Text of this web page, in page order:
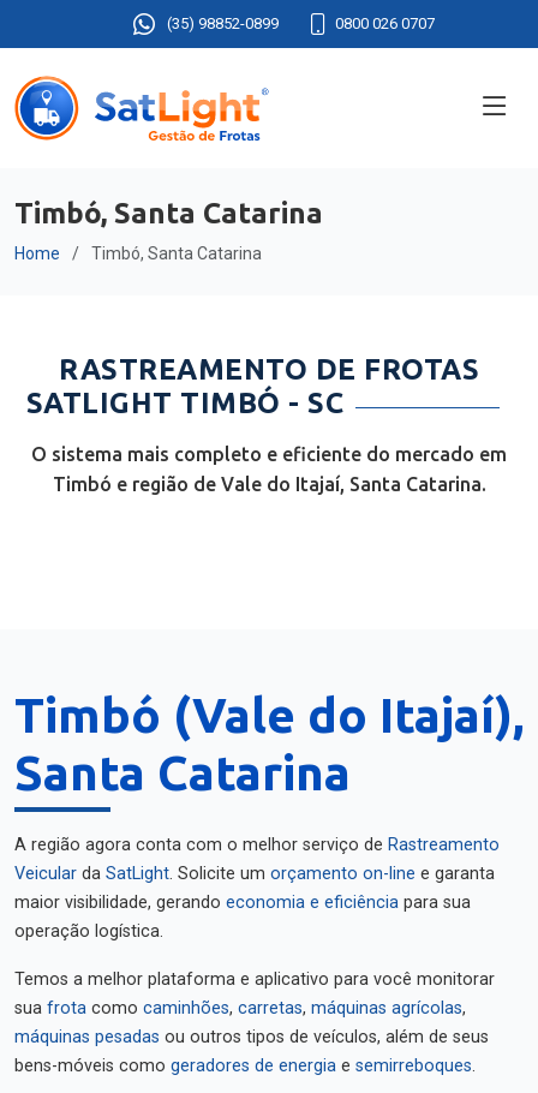
(35) 98852-0899 0800 026 0707
Timbó, Santa Catarina
Home Timbó, Santa Catarina
RASTREAMENTO DE FROTAS
SATLIGHT TIMBÓ - SC
O sistema mais completo e eficiente do mercado em
Timbó e região de Vale do Itajaí, Santa Catarina.
Timbó (Vale do Itajaí),
Santa Catarina
A região agora conta com o melhor serviço de Rastreamento
Veicular da SatLight. Solicite um orçamento on-line e garanta
maior visibilidade, gerando economia e eficiência para sua
operação logística.
Temos a melhor plataforma e aplicativo para você monitorar
sua frota como caminhões, carretas, máquinas agrícolas,
máquinas pesadas ou outros tipos de veículos, além de seus
bens-móveis como geradores de energia e semirreboques.